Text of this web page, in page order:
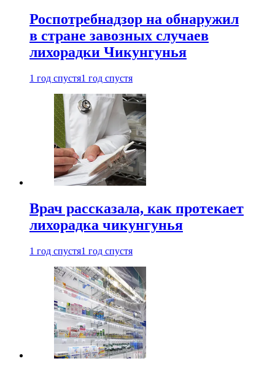
Роспотребнадзор на обнаружил
в стране завозных случаев
лихорадки Чикунгунья
1 год спустя1 год спустя
Врач рассказала, как протекает
лихорадка чикунгунья
1 год спустя1 год спустя